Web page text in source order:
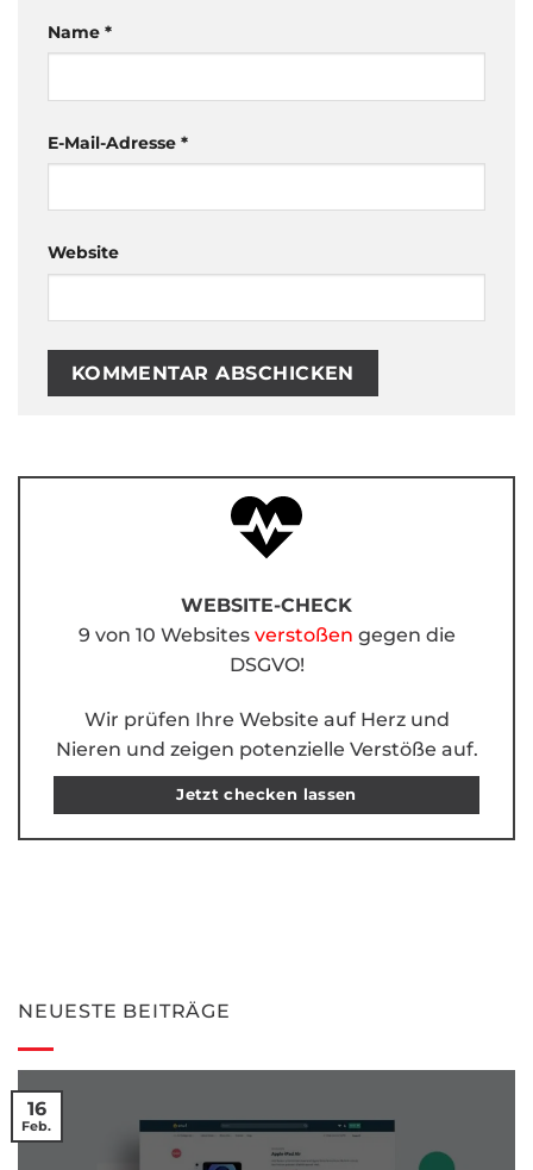
Name *
E-Mail-Adresse *
Website
WEBSITE-CHECK
9 von 10 Websites verstoßen gegen die
DSGVO!
Wir prüfen Ihre Website auf Herz und
Nieren und zeigen potenzielle Verstöße auf.
Jetzt checken lassen
NEUESTE BEITRÄGE
16
Feb.